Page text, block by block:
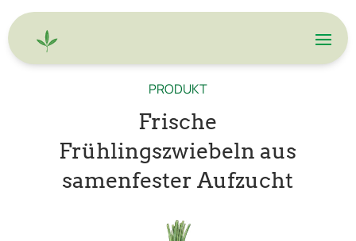
PRODUKT
Frische
Frühlingszwiebeln aus
samenfester Aufzucht